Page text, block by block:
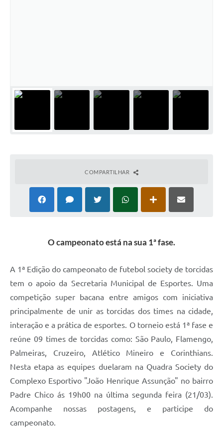
COMPARTILHAR
O campeonato está na sua 1ª fase.
A 1ª Edição do campeonato de futebol society de torcidas
tem o apoio da Secretaria Municipal de Esportes. Uma
competição super bacana entre amigos com iniciativa
principalmente de unir as torcidas dos times na cidade,
interação e a prática de esportes. O torneio está 1ª fase e
reúne 09 times de torcidas como: São Paulo, Flamengo,
Palmeiras, Cruzeiro, Atlético Mineiro e Corinthians.
Nesta etapa as equipes duelaram na Quadra Society do
Complexo Esportivo "João Henrique Assunção" no bairro
Padre Chico ás 19h00 na última segunda feira (21/03).
Acompanhe nossas postagens, e participe do
campeonato.